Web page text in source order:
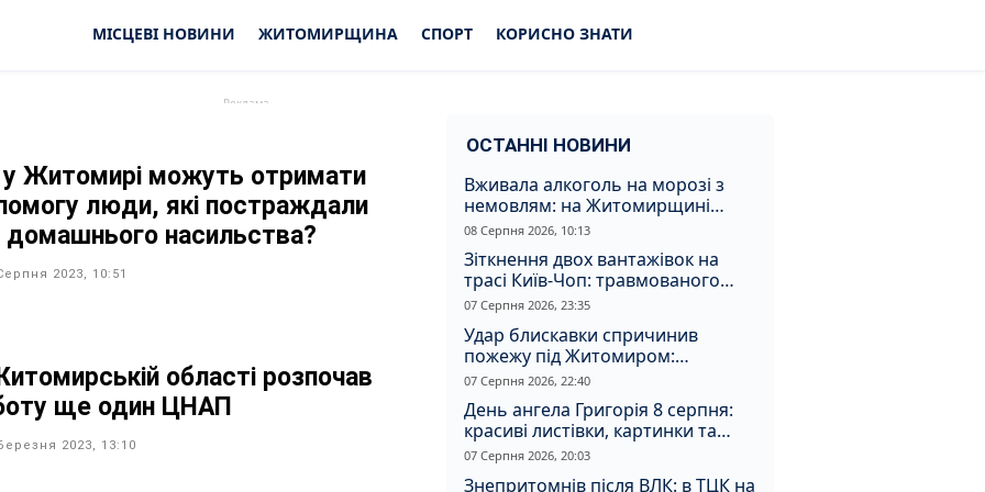
МІСЦЕВІ НОВИНИ ЖИТОМИРЩИНА СПОРТ КОРИСНО ЗНАТИ
Житомирі можуть отримати
люди, які постраждали
домашнього насильства?
2023, 10:51
області розпочав
ще один ЦНАП
2023, 13:10
ОСТАННІ НОВИНИ
Вживала алкоголь на морозі з
немовлям: на Житомирщині
засудили матір, через яку дитина
отримала обмороження
08 Серпня 2026, 10:13
Зіткнення двох вантажівок на
трасі Київ-Чоп: травмованого
водія забрали до лікарні
07 Серпня 2026, 23:35
Удар блискавки спричинив
пожежу під Житомиром:
рятувальники витягли з вогню
кота
07 Серпня 2026, 22:40
День ангела Григорія 8 серпня:
красиві листівки, картинки та
душевні привітання
07 Серпня 2026, 20:03
Знепритомнів після ВЛК: в ТЦК на